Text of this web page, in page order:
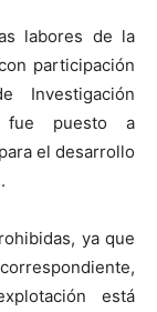
labores de la
participación
Investigación
fue puesto a
el desarrollo
ya que
está